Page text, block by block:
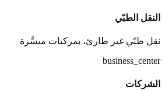
النقل الطبّي
نقل طبّي غير طارئ، بمركبات ميسَّرة
business_center
الشركات